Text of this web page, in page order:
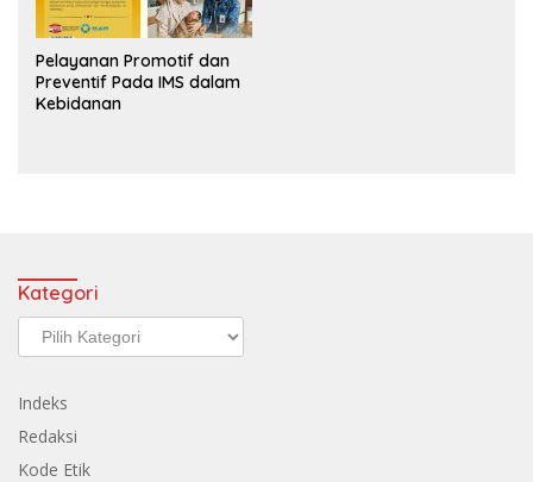
Pelayanan Promotif dan
Preventif Pada IMS dalam
Kebidanan
Kategori
Kategori
Indeks
Redaksi
Kode Etik